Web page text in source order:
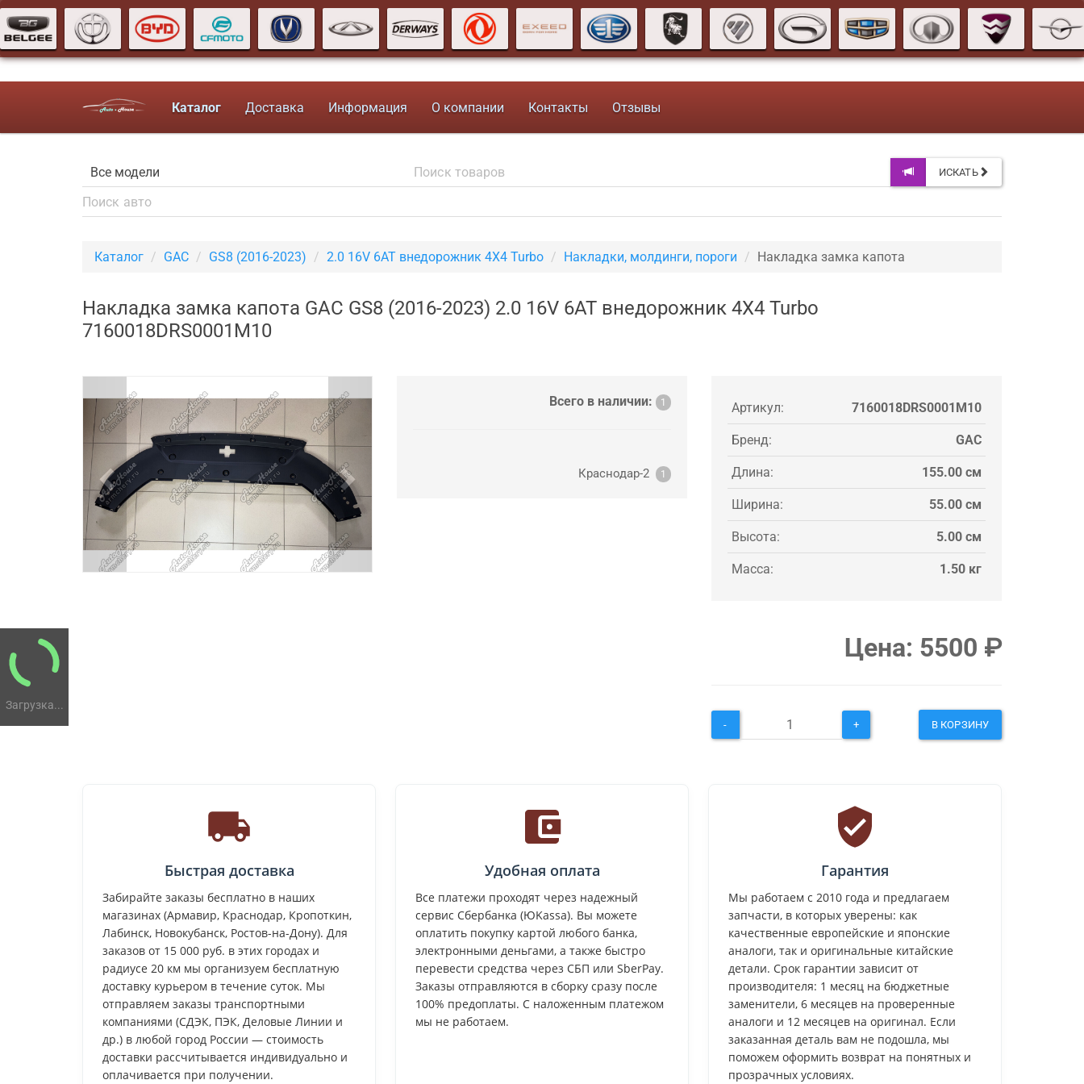
Загрузка...
Каталог Доставка Информация О компании Контакты Отзывы
ИСКАТЬ
Каталог GAC GS8 (2016-2023) 2.0 16V 6AT внедорожник 4X4 Turbo Накладки, молдинги, пороги Накладка замка капота
Накладка замка капота GAC GS8 (2016-2023) 2.0 16V 6AT внедорожник 4X4 Turbo
7160018DRS0001M10
Previous
Всего в наличии: 1
Краснодар-2 1
Артикул: 7160018DRS0001M10
Бренд: GAC
Длина: 155.00 см
Ширина: 55.00 см
Высота: 5.00 см
Масса: 1.50 кг
Цена: 5500 ₽
- + В КОРЗИНУ
Быстрая доставка
Забирайте заказы бесплатно в наших
магазинах (Армавир, Краснодар, Кропоткин,
Лабинск, Новокубанск, Ростов-на-Дону). Для
заказов от 15 000 руб. в этих городах и
радиусе 20 км мы организуем бесплатную
доставку курьером в течение суток. Мы
отправляем заказы транспортными
компаниями (СДЭК, ПЭК, Деловые Линии и
др.) в любой город России — стоимость
доставки рассчитывается индивидуально и
оплачивается при получении.
Удобная оплата
Все платежи проходят через надежный
сервис Сбербанка (ЮKassa). Вы можете
оплатить покупку картой любого банка,
электронными деньгами, а также быстро
перевести средства через СБП или SberPay.
Заказы отправляются в сборку сразу после
100% предоплаты. С наложенным платежом
мы не работаем.
Гарантия
Мы работаем с 2010 года и предлагаем
запчасти, в которых уверены: как
качественные европейские и японские
аналоги, так и оригинальные китайские
детали. Срок гарантии зависит от
производителя: 1 месяц на бюджетные
заменители, 6 месяцев на проверенные
аналоги и 12 месяцев на оригинал. Если
заказанная деталь вам не подошла, мы
поможем оформить возврат на понятных и
прозрачных условиях.